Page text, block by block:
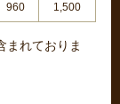
960 1,500
まれておりま